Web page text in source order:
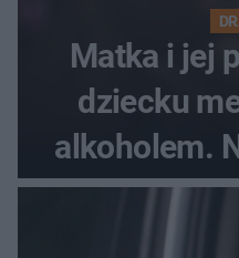
Matka i jej
dziecku
alkoholem.